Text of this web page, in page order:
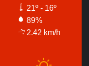
21º - 16º
89%
2.42 km/h